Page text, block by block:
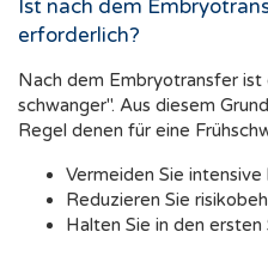
Ist nach dem
erforderlich?
Nach dem Embryotransfer ist
schwanger". Aus diesem
Regel denen für eine
Vermeiden Sie
Reduzieren Sie
Halten Sie in den